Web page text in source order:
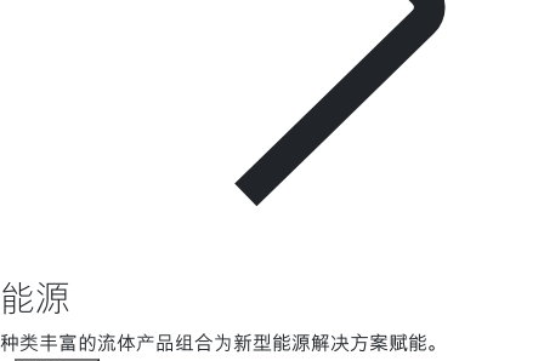
能源
种类丰富的流体产品组合为新型能源解决方案赋能。